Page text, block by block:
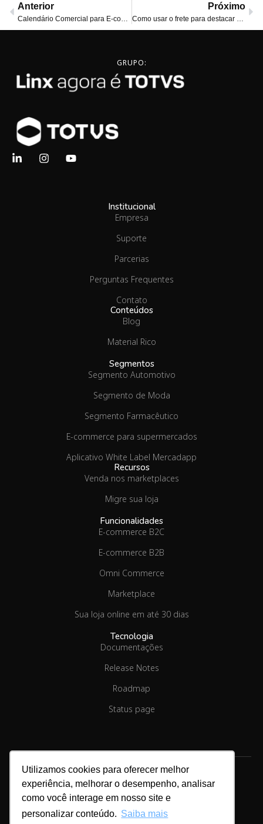
Utilizamos cookies para oferecer melhor
experiência, melhorar o desempenho, analisar
como você interage em nosso site e
personalizar conteúdo. Saiba mais
Anterior Próximo
GRUPO:
Institucional
Empresa
Suporte
Parcerias
Perguntas Frequentes
Contato
Conteúdos
Blog
Material Rico
Segmentos
Segmento Automotivo
Segmento de Moda
Segmento Farmacêutico
E-commerce para supermercados
Aplicativo White Label Mercadapp
Recursos
Venda nos marketplaces
Migre sua loja
Funcionalidades
E-commerce B2C
E-commerce B2B
Omni Commerce
Marketplace
Sua loja online em até 30 dias
Tecnologia
Documentações
Release Notes
Roadmap
Status page
Copyright © 2026.Linx Commerce
Cookies & Privacidade